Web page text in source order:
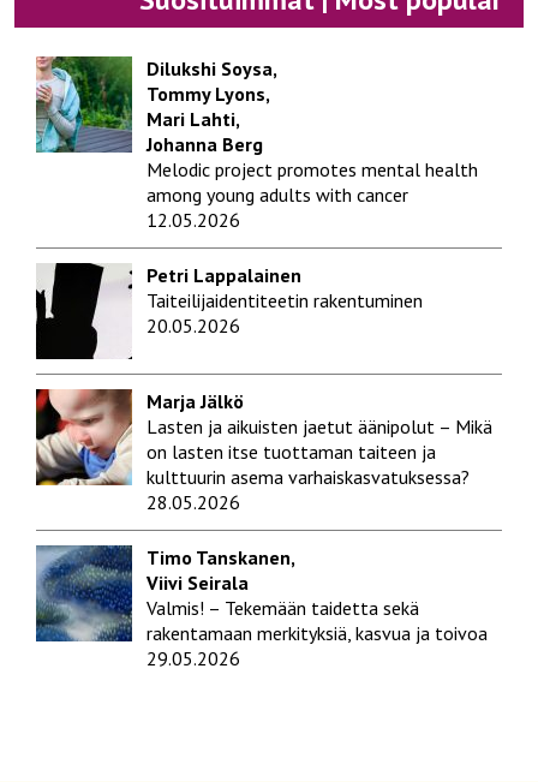
Dilukshi Soysa,
Tommy Lyons,
Mari Lahti,
Johanna Berg
Melodic project promotes mental health
among young adults with cancer
12.05.2026
Petri Lappalainen
Taiteilijaidentiteetin rakentuminen
20.05.2026
Marja Jälkö
Lasten ja aikuisten jaetut äänipolut – Mikä
on lasten itse tuottaman taiteen ja
kulttuurin asema varhaiskasvatuksessa?
28.05.2026
Timo Tanskanen,
Viivi Seirala
Valmis! – Tekemään taidetta sekä
rakentamaan merkityksiä, kasvua ja toivoa
29.05.2026